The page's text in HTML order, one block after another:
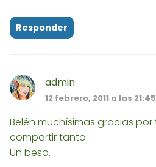
Responder
admin
12 febrero, 2011 a las 21:45
Belén muchísimas gracias
compartir tanto.
Un beso.